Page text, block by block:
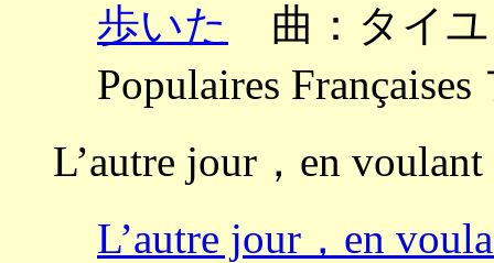
歩いた
曲：タイユ
Populaires
L’autre jour，en voulant
L’autre jour，en